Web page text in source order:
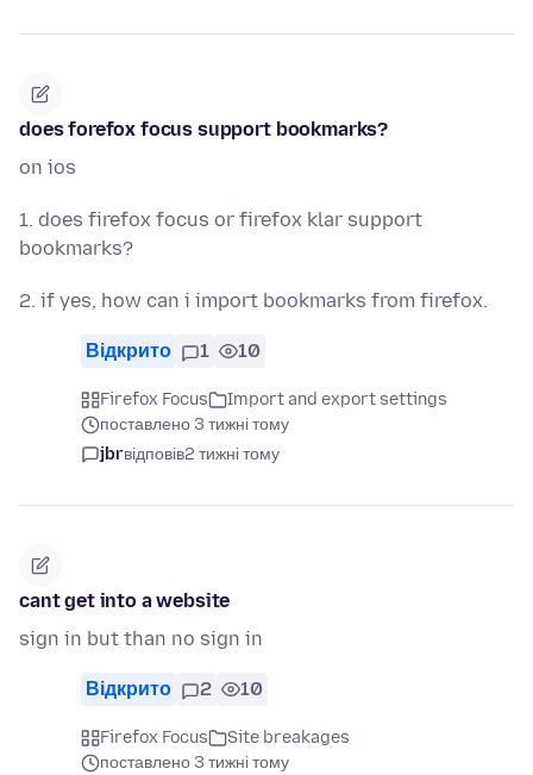
does forefox focus support bookmarks?
on ios
1. does firefox focus or firefox klar support
bookmarks?
2. if yes, how can i import bookmarks from firefox.
Відкрито 1 10
Firefox Focus
Import and export settings
поставлено 3 тижні тому
jbrвідповів2 тижні тому
cant get into a website
sign in but than no sign in
Відкрито 2 10
Firefox Focus
Site breakages
поставлено 3 тижні тому